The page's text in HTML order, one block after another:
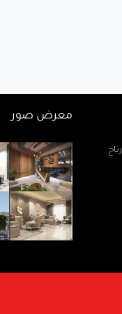
معرض صور